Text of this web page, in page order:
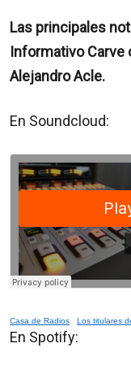
Las principales
Informativo Carve
Alejandro Acle.
En Soundcloud:
Casa de Radios · Los titulares
En Spotify: